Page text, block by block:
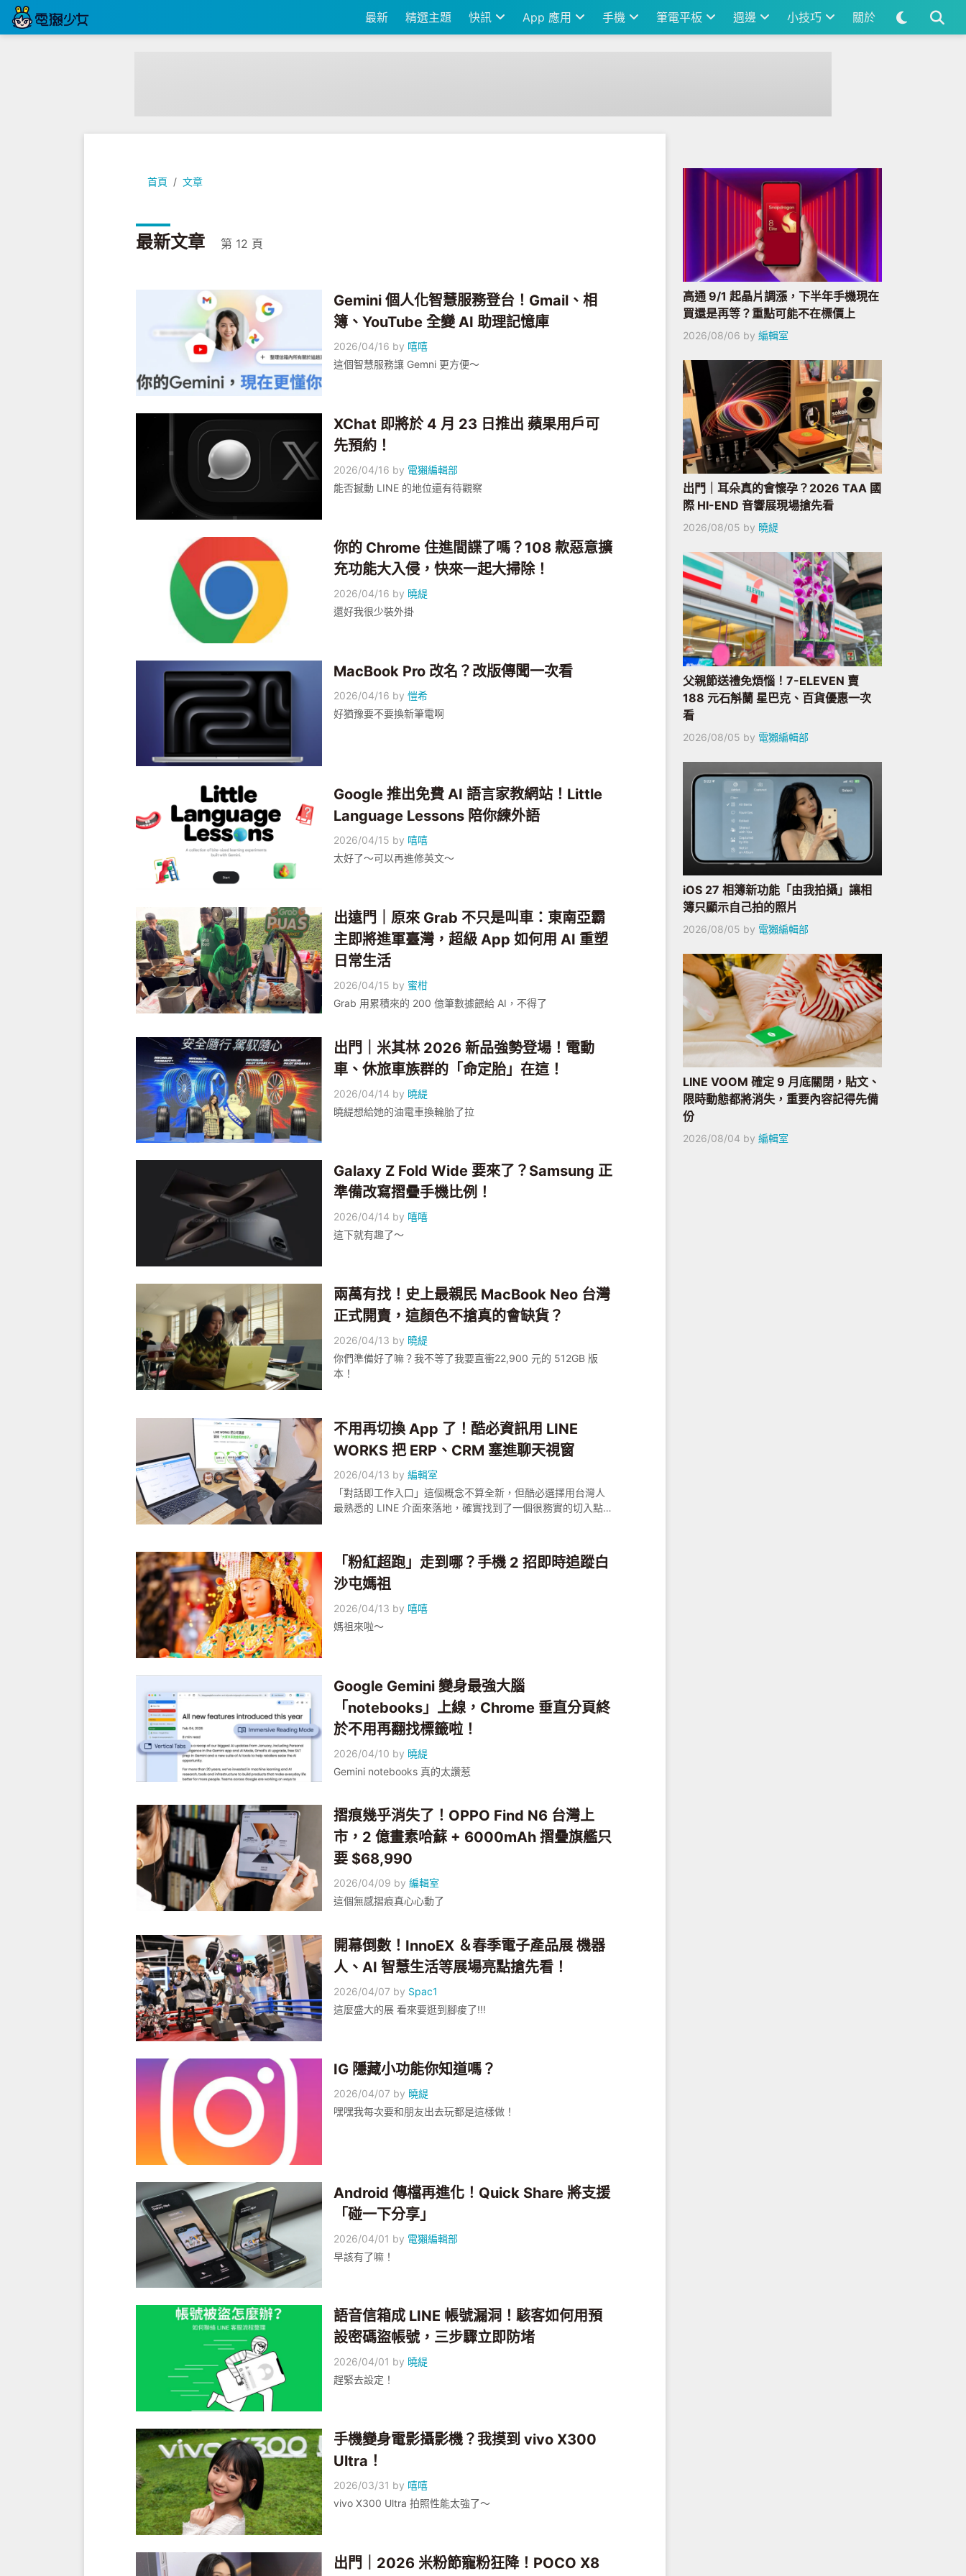
最新 精選主題 快訊 App 應用 手機 筆電平板 週邊 小技巧 關於
首頁 文章
最新文章 第 12 頁
Gemini 個人化智慧服務登台！Gmail、相
簿、YouTube 全變 AI 助理記憶庫
2026/04/16 by 嘻嘻
這個智慧服務讓 Gemni 更方便～
XChat 即將於 4 月 23 日推出 蘋果用戶可
先預約！
2026/04/16 by 電獺編輯部
能否撼動 LINE 的地位還有待觀察
你的 Chrome 住進間諜了嗎？108 款惡意擴
充功能大入侵，快來一起大掃除！
2026/04/16 by 曉緹
還好我很少裝外掛
MacBook Pro 改名？改版傳聞一次看
2026/04/16 by愷希
好猶豫要不要換新筆電啊
Google 推出免費 AI 語言家教網站！Little
Language Lessons 陪你練外語
2026/04/15 by 嘻嘻
太好了～可以再進修英文～
出遠門｜原來 Grab 不只是叫車：東南亞霸
主即將進軍臺灣，超級 App 如何用 AI 重塑
日常生活
2026/04/15 by 蜜柑
Grab 用累積來的 200 億筆數據餵給 AI，不得了
出門｜米其林 2026 新品強勢登場！電動
車、休旅車族群的「命定胎」在這！
2026/04/14 by 曉緹
曉緹想給她的油電車換輪胎了拉
Galaxy Z Fold Wide 要來了？Samsung 正
準備改寫摺疊手機比例！
2026/04/14 by 嘻嘻
這下就有趣了～
兩萬有找！史上最親民 MacBook Neo 台灣
正式開賣，這顏色不搶真的會缺貨？
2026/04/13 by 曉緹
你們準備好了嘛？我不等了我要直衝22,900 元的 512GB 版
本！
不用再切換 App 了！酷必資訊用 LINE
WORKS 把 ERP、CRM 塞進聊天視窗
2026/04/13 by編輯室
「對話即工作入口」這個概念不算全新，但酷必選擇用台灣人
最熟悉的 LINE 介面來落地，確實找到了一個很務實的切入點。
「粉紅超跑」走到哪？手機 2 招即時追蹤白
沙屯媽祖
2026/04/13 by 嘻嘻
媽祖來啦～
Google Gemini 變身最強大腦
「notebooks」上線，Chrome 垂直分頁終
於不用再翻找標籤啦！
2026/04/10 by 曉緹
Gemini notebooks 真的太讚惹
摺痕幾乎消失了！OPPO Find N6 台灣上
市，2 億畫素哈蘇 + 6000mAh 摺疊旗艦只
要 $68,990
2026/04/09 by編輯室
這個無感摺痕真心心動了
開幕倒數！InnoEX ＆春季電子產品展 機器
人、AI 智慧生活等展場亮點搶先看！
2026/04/07 by Spac1
這麼盛大的展 看來要逛到腳痠了!!!
IG 隱藏小功能你知道嗎？
2026/04/07 by 曉緹
嘿嘿我每次要和朋友出去玩都是這樣做！
Android 傳檔再進化！Quick Share 將支援
「碰一下分享」
2026/04/01 by 電獺編輯部
早該有了嘛！
語音信箱成 LINE 帳號漏洞！駭客如何用預
設密碼盜帳號，三步驟立即防堵
2026/04/01 by 曉緹
趕緊去設定！
手機變身電影攝影機？我摸到 vivo X300
Ultra！
2026/03/31 by 嘻嘻
vivo X300 Ultra 拍照性能太強了～
出門｜2026 米粉節寵粉狂降！POCO X8
高通 9/1 起晶片調漲，下半年手機現在
買還是再等？重點可能不在標價上
2026/08/06 by 編輯室
出門｜耳朵真的會懷孕？2026 TAA 國
際 HI-END 音響展現場搶先看
2026/08/05 by 曉緹
父親節送禮免煩惱！7-ELEVEN 賣
188 元石斛蘭 星巴克、百貨優惠一次
看
2026/08/05 by 電獺編輯部
iOS 27 相簿新功能「由我拍攝」讓相
簿只顯示自己拍的照片
2026/08/05 by 電獺編輯部
LINE VOOM 確定 9 月底關閉，貼文、
限時動態都將消失，重要內容記得先備
份
2026/08/04 by 編輯室